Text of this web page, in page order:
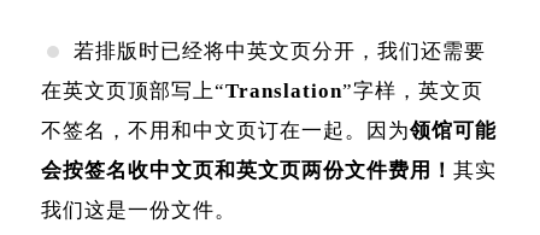
若排版时已经将中英文页分开，我们还需要
在英文页顶部写上“Translation”字样，英文页
不签名，不用和中文页订在一起。因为领馆可能
会按签名收中文页和英文页两份文件费用！ 其实
我们这是一份文件。